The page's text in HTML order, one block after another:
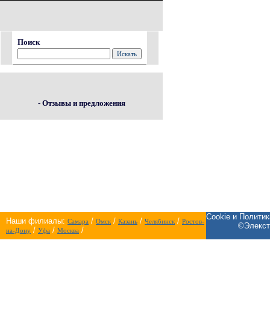
Поиск
- Отзывы и предложения
Наши филиалы: Самара / Омск/ Казань / Челябинск/ Ростов-
на-Дону / Уфа / Москва /
Cookie и